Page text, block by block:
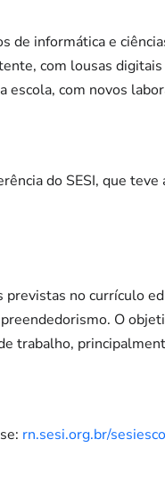
de informática e
com lousas
escola, com novos
do SESI, que
no currículo
O
trabalho,
rn.sesi.org.br/